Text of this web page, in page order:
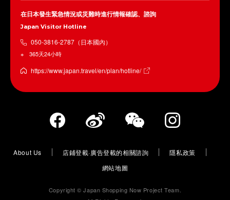
在日本發生緊急情況或災難時進行情報確認、諮詢
Japan Visitor Hotline
050-3816-2787（日本國內）
365天24小時
https://www.japan.travel/en/plan/hotline/
About Us 店鋪登載·廣告登載的相關諮詢
隱私政策
網站地圖
Copyright © Japan Shopping Now Project Team.